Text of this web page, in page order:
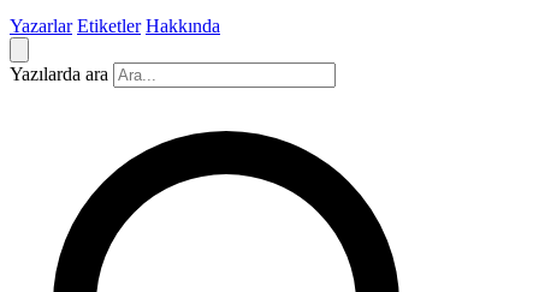
Yazarlar Etiketler Hakkında
Yazılarda ara